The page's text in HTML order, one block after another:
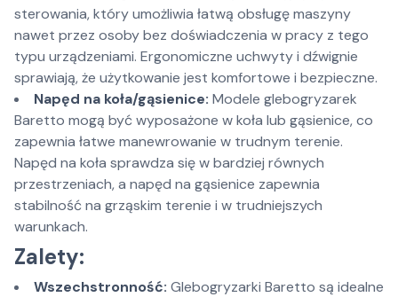
sterowania, który umożliwia łatwą obsługę maszyny
nawet przez osoby bez doświadczenia w pracy z tego
typu urządzeniami. Ergonomiczne uchwyty i dźwignie
sprawiają, że użytkowanie jest komfortowe i bezpieczne.
Napęd na koła/gąsienice: Modele glebogryzarek
Baretto mogą być wyposażone w koła lub gąsienice, co
zapewnia łatwe manewrowanie w trudnym terenie.
Napęd na koła sprawdza się w bardziej równych
przestrzeniach, a napęd na gąsienice zapewnia
stabilność na grząskim terenie i w trudniejszych
warunkach.
Zalety:
Wszechstronność: Glebogryzarki Baretto są idealne